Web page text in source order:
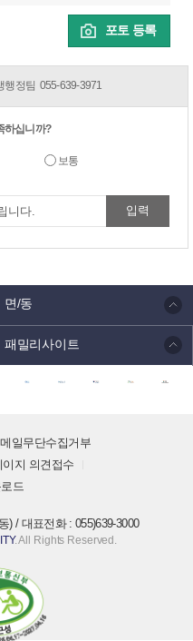
포토 등록
행정팀 055-639-3971
하십니까?
보통
면/동
패밀리사이트
일무단수집거부
이지 의견접수
드
) / 대표전화 : 055)639-3000
. All Rights Reserved.